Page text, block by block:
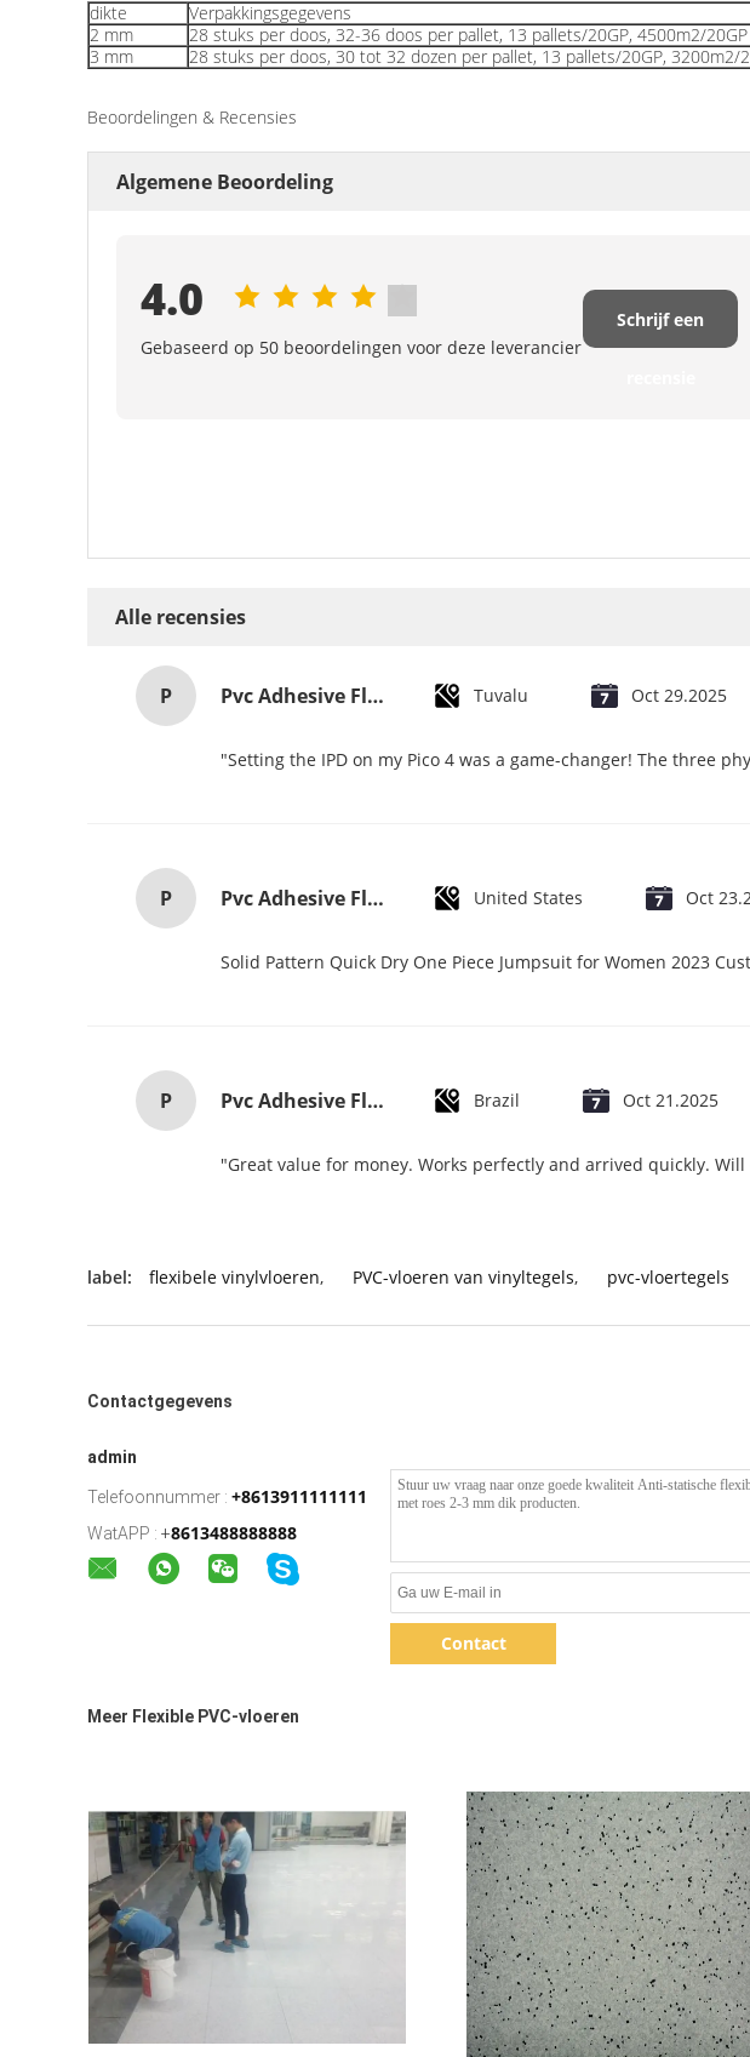
dikte
Verpakkingsgegevens
2 mm
28 stuks per doos, 32-36 doos per pallet, 13 pallets/20GP, 4500m2/20GP
3 mm
28 stuks per doos, 30 tot 32 dozen per pallet, 13 pallets/20GP, 3200m2/
Beoordelingen & Recensies
Algemene Beoordeling
4.0
Gebaseerd op 50 beoordelingen voor deze leverancier
Schrijf een
Alle recensies
P Pvc Adhesive Floor Tiles Commercial Light Embossed Wooden Plastic Flooring Tiles Tuvalu Oct 29.2025
"Setting the IPD on my Pico 4 was a game-changer! The three
P Pvc Adhesive Floor Tiles Commercial Light Embossed Wooden Plastic Flooring Tiles United States Oct
Solid Pattern Quick Dry One Piece Jumpsuit for Women 2023
P Pvc Adhesive Floor Tiles Commercial Light Embossed Wooden Plastic Flooring Tiles Brazil Oct 21.2025
"Great value for money. Works perfectly and arrived quickly.
label: flexibele vinylvloeren, PVC-vloeren van vinyltegels, pvc-vloertegels
Contactgegevens
admin
Telefoonnummer : +8613911111111
WatAPP : +8613488888888
Contact
Meer Flexible PVC-vloeren